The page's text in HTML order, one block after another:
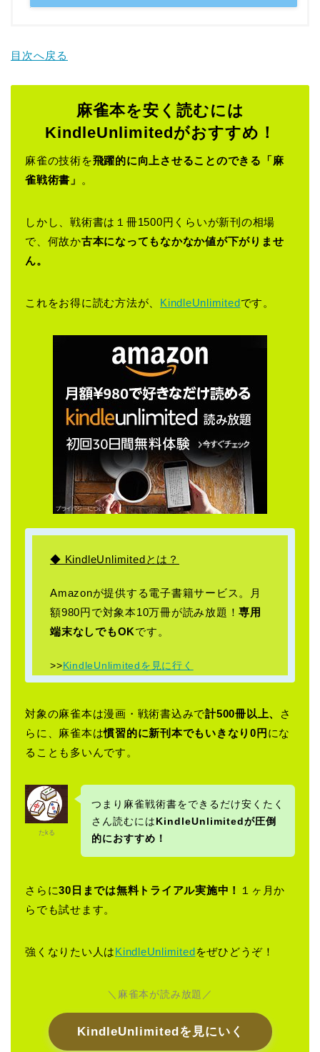
目次へ戻る
麻雀本を安く読むには
KindleUnlimitedがおすすめ！
麻雀の技術を飛躍的に向上させることのできる「麻
雀戦術書」
。
しかし、戦術書は１冊1500円くらいが新刊の相場
で、何故か古本になってもなかなか値が下がりませ
ん。
これをお得に読む方法が、 KindleUnlimitedです。
◆ KindleUnlimitedとは？
Amazonが提供する電子書籍サービス。月
額980円で対象本10万冊が読み放題！専用
端末なしでもOKです。
>>KindleUnlimitedを見に行く
対象の麻雀本は漫画・戦術書込みで計500冊以上、
さ
らに、麻雀本は慣習的に新刊本でもいきなり0円 にな
ることも多いんです。
たkる
つまり麻雀戦術書をできるだけ安くたく
さん読むにはKindleUnlimitedが圧倒
的におすすめ！
さらに30日までは無料トライアル実施中！
１ヶ月か
らでも試せます。
強くなりたい人はKindleUnlimitedをぜひどうぞ！
＼麻雀本が読み放題／
KindleUnlimitedを見にいく